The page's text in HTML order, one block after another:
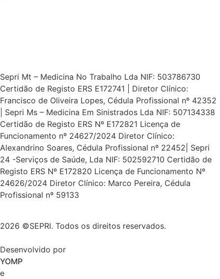
Sepri Mt – Medicina No Trabalho Lda NIF: 503786730
Certidão de Registo ERS E172741 | Diretor Clínico:
Francisco de Oliveira Lopes, Cédula Profissional nº 42352
| Sepri Ms – Medicina Em Sinistrados Lda NIF: 507134338
Certidão de Registo ERS Nº E172821 Licença de
Funcionamento nº 24627/2024 Diretor Clínico:
Alexandrino Soares, Cédula Profissional nº 22452| Sepri
24 -Serviços de Saúde, Lda NIF: 502592710 Certidão de
Registo ERS Nº E172820 Licença de Funcionamento Nº
24626/2024 Diretor Clínico: Marco Pereira, Cédula
Profissional nº 59133
2026 ©SEPRI. Todos os direitos reservados.
Desenvolvido por
YOMP
e